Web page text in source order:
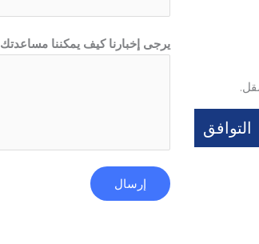
التوافق
ك
نيرجى إخبارنا كيف يمكننا مساعدتك
إرسال